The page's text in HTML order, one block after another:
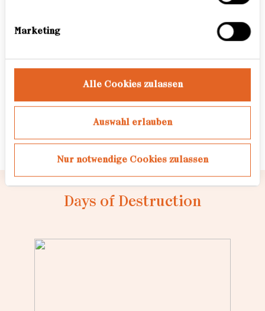
Marketing
Alle Cookies zulassen
Auswahl erlauben
Nur notwendige Cookies zulassen
2011 London Festival of
2009 Magenta Foundation
Emerging Photographer Award
Days of Destruction